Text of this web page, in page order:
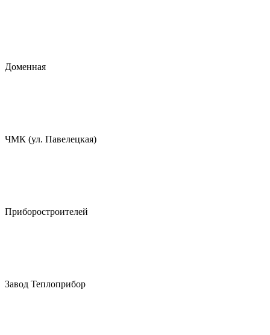
Доменная
ЧМК (ул. Павелецкая)
Приборостроителей
Завод Теплоприбор